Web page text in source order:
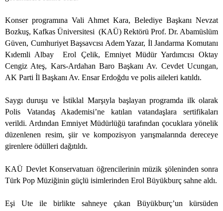
Konser programına Vali Ahmet Kara, Belediye Başkanı Nevzat
Bozkuş, Kafkas Üniversitesi (KAÜ) Rektörü Prof. Dr. Abamüslüm
Güven, Cumhuriyet Başsavcısı Adem Yazar, İl Jandarma Komutanı
Kıdemli Albay
Erol Çelik, Emniyet Müdür Yardımcısı Oktay
Cengiz Ateş, Kars-Ardahan Baro Başkanı Av. Cevdet Ucungan,
AK Parti İl Başkanı Av. Ensar Erdoğdu ve polis aileleri katıldı.
Saygı duruşu ve İstiklal Marşıyla başlayan programda ilk olarak
Polis Vatandaş Akademisi’ne katılan vatandaşlara sertifikaları
verildi. Ardından Emniyet Müdürlüğü tarafından çocuklara yönelik
düzenlenen resim, şiir ve kompozisyon yarışmalarında dereceye
girenlere ödülleri dağıtıldı.
KAÜ Devlet Konservatuarı öğrencilerinin müzik şöleninden sonra
Türk Pop Müziğinin güçlü isimlerinden Erol Büyükburç sahne aldı.
Eşi Ute ile birlikte sahneye çıkan Büyükburç’un kürsüden